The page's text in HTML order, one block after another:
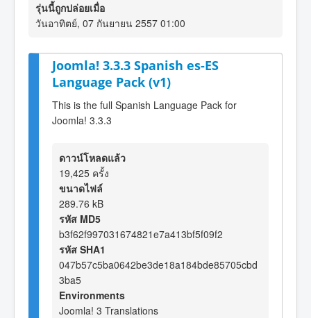
รุ่นนี้ถูกปล่อยเมื่อ
วันอาทิตย์, 07 กันยายน 2557 01:00
Joomla! 3.3.3 Spanish es-ES
Language Pack (v1)
This is the full Spanish Language Pack for
Joomla! 3.3.3
ดาวน์โหลดแล้ว
19,425 ครั้ง
ขนาดไฟล์
289.76 kB
รหัส MD5
b3f62f997031674821e7a413bf5f09f2
รหัส SHA1
047b57c5ba0642be3de18a184bde85705cbd
3ba5
Environments
Joomla! 3 Translations